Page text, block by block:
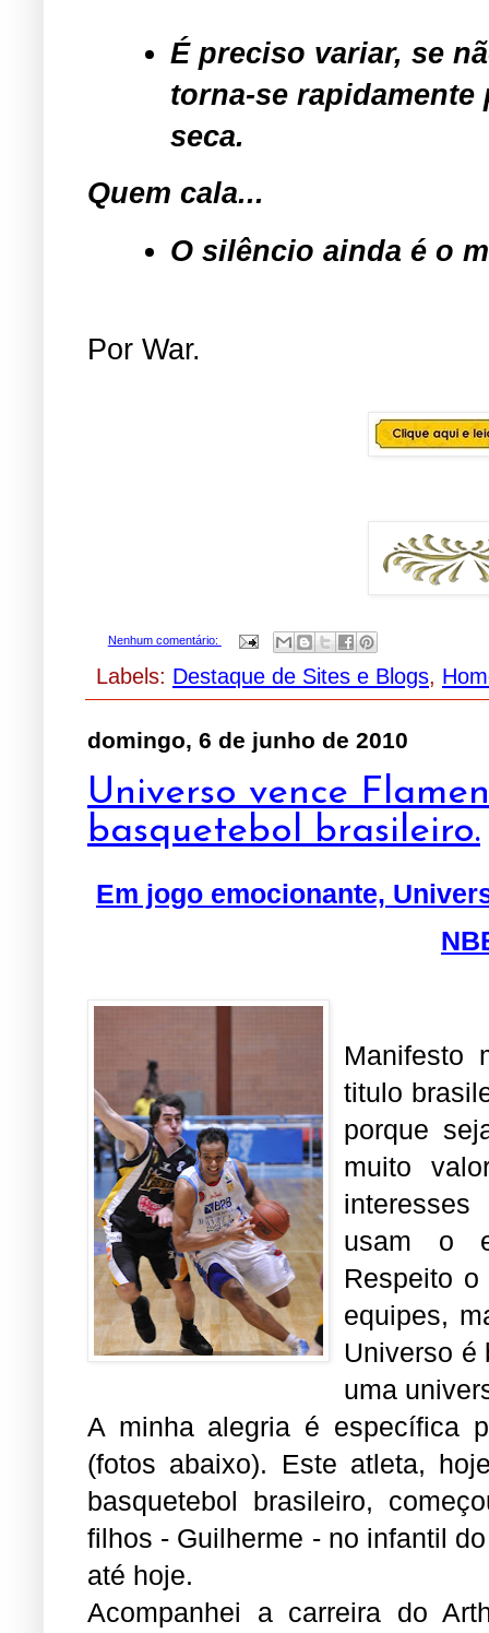
É preciso variar, se
torna-se
seca.
Quem cala...
O silêncio ainda é o
Por War.
Nenhum comentário:
Labels: Destaque de Sites e Blogs,
domingo, 6 de junho de 2010
Universo vence
basquetebol brasileiro.
Em jogo emocionante,
Manifesto
titulo
porque
muito
usam o
Respeito
equipes,
Universo é
uma
A minha alegria é específica
(fotos abaixo). Este atleta,
basquetebol brasileiro,
filhos - Guilherme - no infantil
até hoje.
Acompanhei a carreira do